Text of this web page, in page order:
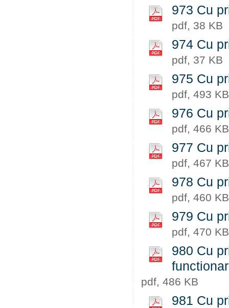
973 Cu
pdf, 38 KB
974 Cu
pdf, 37 KB
975 Cu
pdf, 493 KB
976 Cu
pdf, 466 KB
977 Cu
pdf, 467 KB
978 Cu
pdf, 460 KB
979 Cu
pdf, 470 KB
980 Cu
pdf, 486 KB
981 Cu